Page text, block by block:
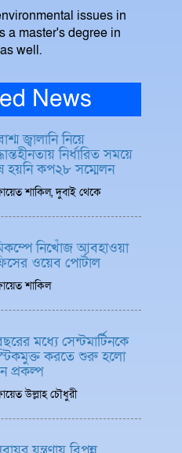
issues in
a master's degree in
well.
News
জ্বালানি নিয়ে
নির্ধারিত সময়ে
হয়নি কপ২৮ সম্মেলন
শাকিল, দুবাই থেকে
নিখোঁজ আবহাওয়া
ওয়েব পোর্টাল
শাকিল
মধ্যে সেন্টমার্টিনকে
করতে শুরু হলো
প্রকল্প
উল্লাহ চৌধুরী